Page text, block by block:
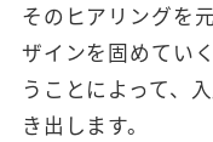
そのヒアリングを
ザインを固めていく
うことによって、
き出します。